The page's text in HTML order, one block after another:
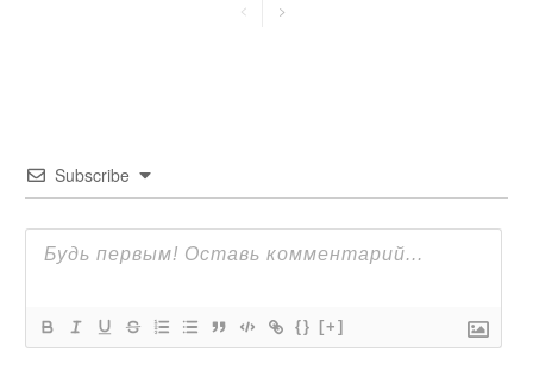
Subscribe
{} [+]